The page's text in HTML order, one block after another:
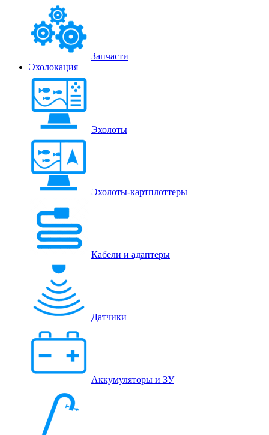
Запчасти
Эхолокация
Эхолоты
Эхолоты-картплоттеры
Кабели и адаптеры
Датчики
Аккумуляторы и ЗУ